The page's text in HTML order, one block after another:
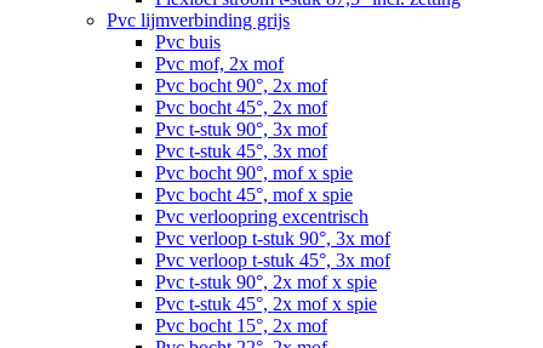
Pvc lijmverbinding grijs
Pvc buis
Pvc mof, 2x mof
Pvc bocht 90°, 2x mof
Pvc bocht 45°, 2x mof
Pvc t-stuk 90°, 3x mof
Pvc t-stuk 45°, 3x mof
Pvc bocht 90°, mof x spie
Pvc bocht 45°, mof x spie
Pvc verloopring excentrisch
Pvc verloop t-stuk 90°, 3x mof
Pvc verloop t-stuk 45°, 3x mof
Pvc t-stuk 90°, 2x mof x spie
Pvc t-stuk 45°, 2x mof x spie
Pvc bocht 15°, 2x mof